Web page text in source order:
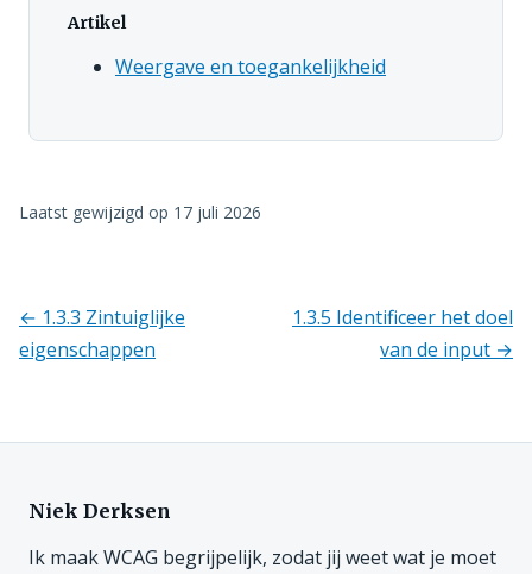
Artikel
Weergave en toegankelijkheid
Laatst gewijzigd op 17 juli 2026
Richtlijnen
← 1.3.3 Zintuiglijke
eigenschappen
1.3.5 Identificeer het doel
van de input →
Niek Derksen
Ik maak WCAG begrijpelijk, zodat jij weet wat je moet